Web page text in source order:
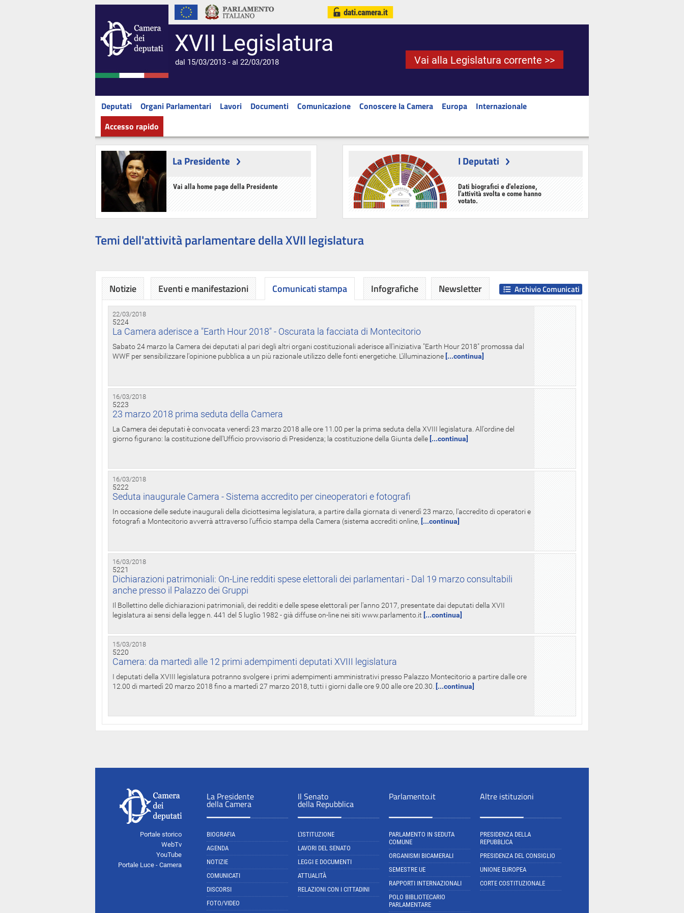
XVII Legislatura
dal 15/03/2013 - al 22/03/2018 Vai alla Legislatura corrente >>
Deputati Organi Parlamentari Lavori Documenti Comunicazione Conoscere la Camera Europa
Internazionale
Accesso rapido
La Presidente
Vai alla home page della Presidente
I Deputati
Dati biografici e d'elezione,
l'attività svolta e come hanno
votato.
Temi dell'attività parlamentare della XVII legislatura
Notizie Eventi e manifestazioni Comunicati stampa
22/03/2018
5224
La Camera aderisce a "Earth Hour 2018" - Oscurata la facciata di Montecitorio
Sabato 24 marzo la Camera dei deputati al pari degli altri organi costituzionali aderisce all'iniziativa "Earth Hour 2018" promossa dal
WWF per sensibilizzare l'opinione pubblica a un più razionale utilizzo delle fonti energetiche. L'illuminazione [...continua]
16/03/2018
5223
23 marzo 2018 prima seduta della Camera
La Camera dei deputati è convocata venerdì 23 marzo 2018 alle ore 11.00 per la prima seduta della XVIII legislatura. All'ordine del
giorno figurano: la costituzione dell'Ufficio provvisorio di Presidenza; la costituzione della Giunta delle [...continua]
16/03/2018
5222
Seduta inaugurale Camera - Sistema accredito per cineoperatori e fotografi
In occasione delle sedute inaugurali della diciottesima legislatura, a partire dalla giornata di venerdì 23 marzo, l'accredito di operatori e
fotografi a Montecitorio avverrà attraverso l'ufficio stampa della Camera (sistema accrediti online, [...continua]
16/03/2018
5221
Dichiarazioni patrimoniali: On-Line redditi spese elettorali dei parlamentari - Dal 19 marzo consultabili
anche presso il Palazzo dei Gruppi
Il Bollettino delle dichiarazioni patrimoniali, dei redditi e delle spese elettorali per l'anno 2017, presentate dai deputati della XVII
legislatura ai sensi della legge n. 441 del 5 luglio 1982 - già diffuse on-line nei siti www.parlamento.it [...continua]
15/03/2018
5220
Camera: da martedì alle 12 primi adempimenti deputati XVIII legislatura
I deputati della XVIII legislatura potranno svolgere i primi adempimenti amministrativi presso Palazzo Montecitorio a partire dalle ore
12.00 di martedì 20 marzo 2018 fino a martedì 27 marzo 2018, tutti i giorni dalle ore 9.00 alle ore 20.30.
[...continua]
Archivio Comunicati
Infografiche Newsletter
Portale storico
WebTv
YouTube
Portale Luce - Camera
La Presidente
della Camera
BIOGRAFIA
AGENDA
NOTIZIE
COMUNICATI
DISCORSI
FOTO/VIDEO
Il Senato
della Repubblica
L'ISTITUZIONE
LAVORI DEL SENATO
LEGGI E DOCUMENTI
ATTUALITÀ
RELAZIONI CON I CITTADINI
Parlamento.it
PARLAMENTO IN SEDUTA
COMUNE
ORGANISMI BICAMERALI
SEMESTRE UE
RAPPORTI INTERNAZIONALI
POLO BIBLIOTECARIO
PARLAMENTARE
Altre istituzioni
PRESIDENZA DELLA
REPUBBLICA
PRESIDENZA DEL CONSIGLIO
UNIONE EUROPEA
CORTE COSTITUZIONALE